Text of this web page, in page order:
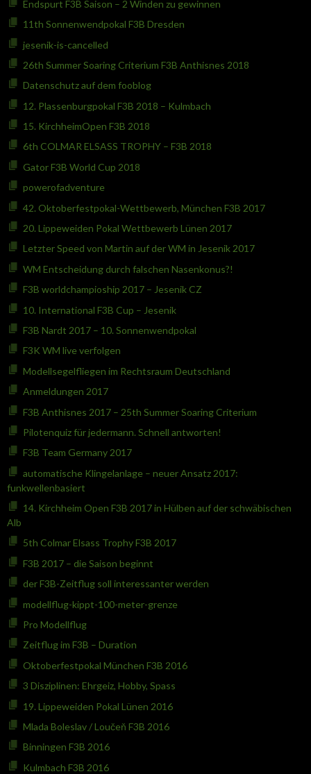
Endspurt F3B Saison – 2 Winden zu gewinnen
11th Sonnenwendpokal F3B Dresden
jesenik-is-cancelled
26th Summer Soaring Criterium F3B Anthisnes 2018
Datenschutz auf dem fooblog
12. Plassenburgpokal F3B 2018 – Kulmbach
15. KirchheimOpen F3B 2018
6th COLMAR ELSASS TROPHY – F3B 2018
Gator F3B World Cup 2018
powerofadventure
42. Oktoberfestpokal-Wettbewerb, München F3B 2017
20. Lippeweiden Pokal Wettbewerb Lünen 2017
Letzter Speed von Martin auf der WM in Jesenik 2017
WM Entscheidung durch falschen Nasenkonus?!
F3B worldchampioship 2017 – Jesenik CZ
10. International F3B Cup – Jesenik
F3B Nardt 2017 – 10. Sonnenwendpokal
F3K WM live verfolgen
Modellsegelfliegen im Rechtsraum Deutschland
Anmeldungen 2017
F3B Anthisnes 2017 – 25th Summer Soaring Criterium
Pilotenquiz für jedermann. Schnell antworten!
F3B Team Germany 2017
automatische Klingelanlage – neuer Ansatz 2017:
funkwellenbasiert
14. Kirchheim Open F3B 2017 in Hülben auf der schwäbischen
Alb
5th Colmar Elsass Trophy F3B 2017
F3B 2017 – die Saison beginnt
der F3B-Zeitflug soll interessanter werden
modellflug-kippt-100-meter-grenze
Pro Modellflug
Zeitflug im F3B – Duration
Oktoberfestpokal München F3B 2016
3 Disziplinen: Ehrgeiz, Hobby, Spass
19. Lippeweiden Pokal Lünen 2016
Mlada Boleslav / Loučeň F3B 2016
Binningen F3B 2016
Kulmbach F3B 2016